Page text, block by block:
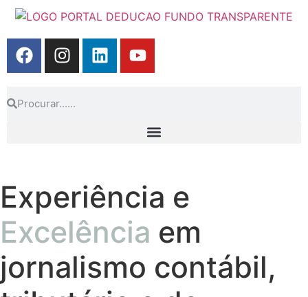
Experiência e
Excelência em
jornalismo contábil,